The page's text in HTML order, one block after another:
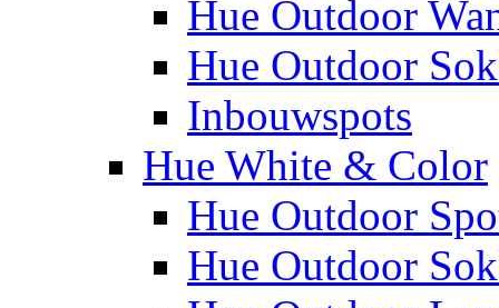
Hue Outdoor
Hue Outdoor
Inbouwspots
Hue White & Color
Hue Outdoor
Hue Outdoor